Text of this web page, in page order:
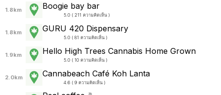
1.8km Boogie bay bar
5.0 ( 211 ความคิดเห็น )
1.8km GURU 420 Dispensary
5.0 ( 81 ความคิดเห็น )
1.9km Hello High Trees Cannabis Home Grown
5.0 ( 10 ความคิดเห็น )
2.0km Cannabeach Café Koh Lanta
4.6 ( 9 ความคิดเห็น )